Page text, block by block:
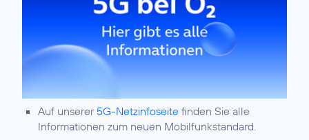
Auf unserer 5G-Netzinfoseite finden Sie alle
Informationen zum neuen Mobilfunkstandard.